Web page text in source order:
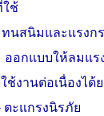
ใช้
นสนิมและแรงก
ออกแบบให้ลมแร
ใช้งานต่อเนื่องได้
ตะแกรงนิรภัย